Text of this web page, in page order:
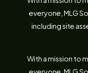
everyone, MLG
including site
With a mission to